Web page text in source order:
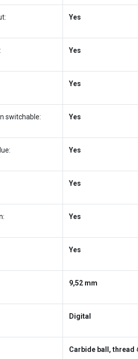
Yes
Yes
Yes
switchable: Yes
Yes
Yes
Yes
Yes
9,52 mm
Digital
Carbide ball, thread